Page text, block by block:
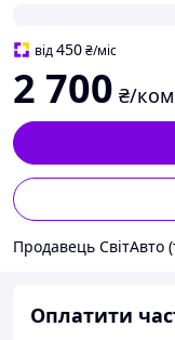
від450₴/міс
2 700 ₴/
Оплатити